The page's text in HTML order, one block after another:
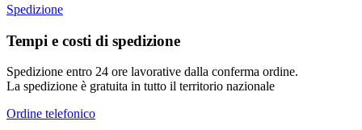
Spedizione
Tempi e costi di spedizione
Spedizione entro 24 ore lavorative dalla conferma ordine.
La spedizione è gratuita in tutto il territorio nazionale
Ordine telefonico